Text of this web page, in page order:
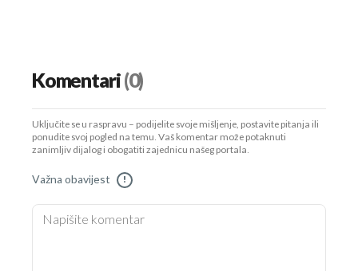
Komentari(0)
Uključite se u raspravu – podijelite svoje mišljenje, postavite pitanja ili
ponudite svoj pogled na temu. Vaš komentar može potaknuti
zanimljiv dijalog i obogatiti zajednicu našeg portala.
Važna obavijest !